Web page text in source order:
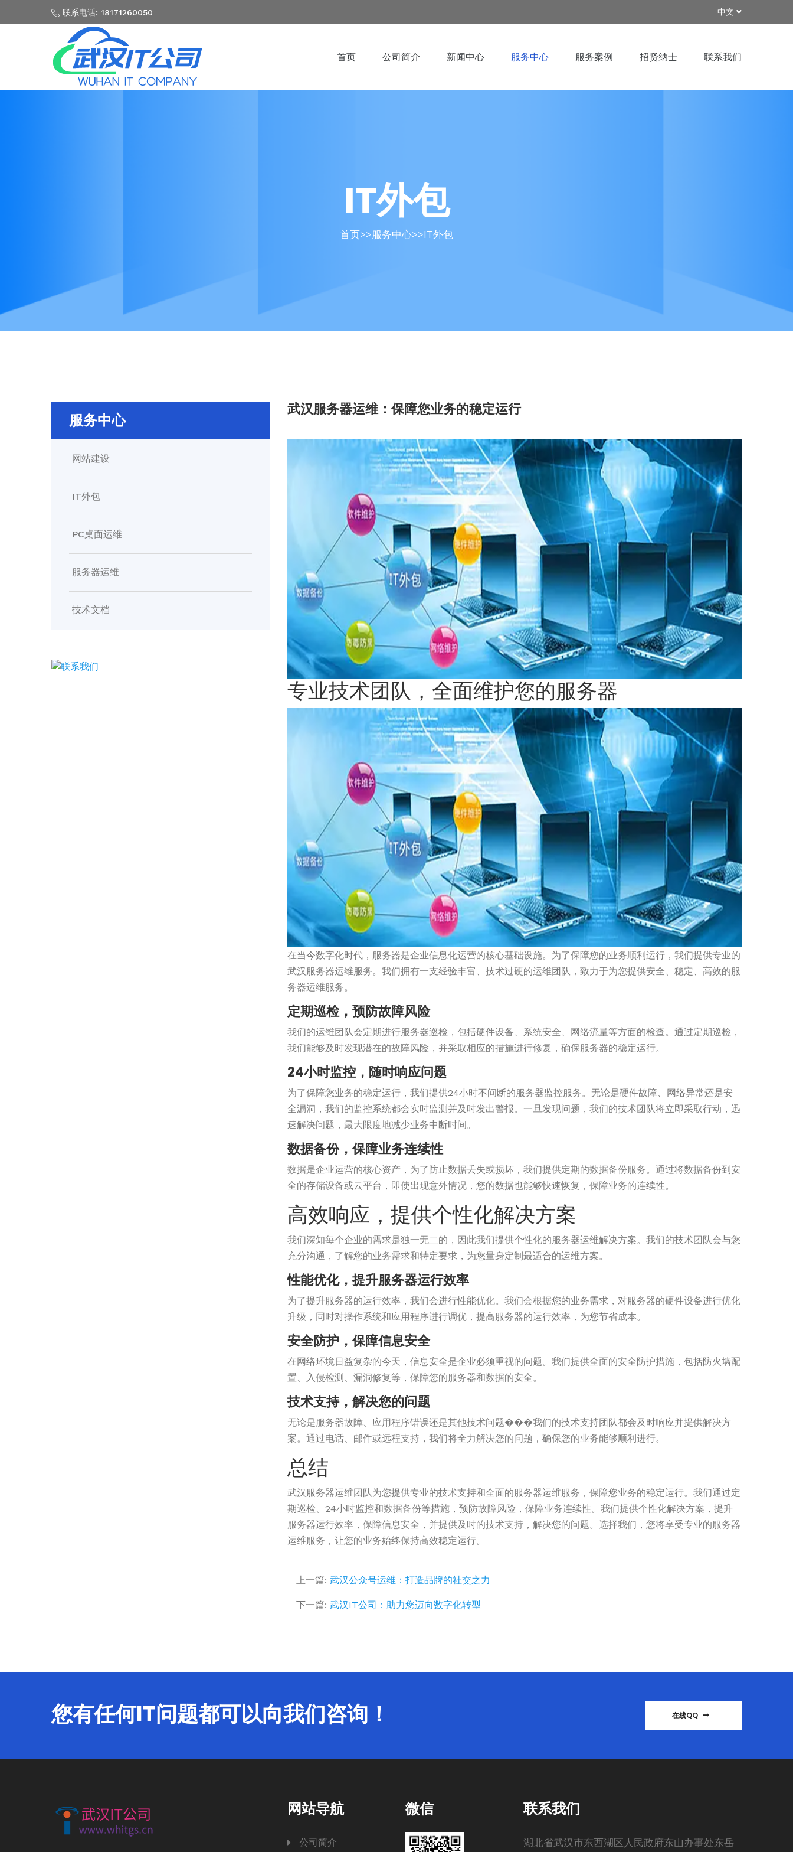
联系电话: 18171260050 中文
首页 公司简介 新闻中心 服务中心 服务案例 招贤纳士 联系我们
IT外包
首页>>服务中心>>IT外包
服务中心
网站建设
IT外包
PC桌面运维
服务器运维
技术文档
武汉服务器运维：保障您业务的稳定运行
专业技术团队，全面维护您的服务器
在当今数字化时代，服务器是企业信息化运营的核心基础设施。为了保障您的业务顺利运行，我们提供专业的
武汉服务器运维服务。我们拥有一支经验丰富、技术过硬的运维团队，致力于为您提供安全、稳定、高效的服
务器运维服务。
定期巡检，预防故障风险
我们的运维团队会定期进行服务器巡检，包括硬件设备、系统安全、网络流量等方面的检查。通过定期巡检，
我们能够及时发现潜在的故障风险，并采取相应的措施进行修复，确保服务器的稳定运行。
24小时监控，随时响应问题
为了保障您业务的稳定运行，我们提供24小时不间断的服务器监控服务。无论是硬件故障、网络异常还是安
全漏洞，我们的监控系统都会实时监测并及时发出警报。一旦发现问题，我们的技术团队将立即采取行动，迅
速解决问题，最大限度地减少业务中断时间。
数据备份，保障业务连续性
数据是企业运营的核心资产，为了防止数据丢失或损坏，我们提供定期的数据备份服务。通过将数据备份到安
全的存储设备或云平台，即使出现意外情况，您的数据也能够快速恢复，保障业务的连续性。
高效响应，提供个性化解决方案
我们深知每个企业的需求是独一无二的，因此我们提供个性化的服务器运维解决方案。我们的技术团队会与您
充分沟通，了解您的业务需求和特定要求，为您量身定制最适合的运维方案。
性能优化，提升服务器运行效率
为了提升服务器的运行效率，我们会进行性能优化。我们会根据您的业务需求，对服务器的硬件设备进行优化
升级，同时对操作系统和应用程序进行调优，提高服务器的运行效率，为您节省成本。
安全防护，保障信息安全
在网络环境日益复杂的今天，信息安全是企业必须重视的问题。我们提供全面的安全防护措施，包括防火墙配
置、入侵检测、漏洞修复等，保障您的服务器和数据的安全。
技术支持，解决您的问题
无论是服务器故障、应用程序错误还是其他技术问题���我们的技术支持团队都会及时响应并提供解决方
案。通过电话、邮件或远程支持，我们将全力解决您的问题，确保您的业务能够顺利进行。
总结
武汉服务器运维团队为您提供专业的技术支持和全面的服务器运维服务，保障您业务的稳定运行。我们通过定
期巡检、24小时监控和数据备份等措施，预防故障风险，保障业务连续性。我们提供个性化解决方案，提升
服务器运行效率，保障信息安全，并提供及时的技术支持，解决您的问题。选择我们，您将享受专业的服务器
运维服务，让您的业务始终保持高效稳定运行。
上一篇: 武汉公众号运维：打造品牌的社交之力
下一篇: 武汉IT公司：助力您迈向数字化转型
您有任何IT问题都可以向我们咨询！ 在线QQ
网站导航
公司简介
微信 联系我们
湖北省武汉市东西湖区人民政府东山办事处东岳